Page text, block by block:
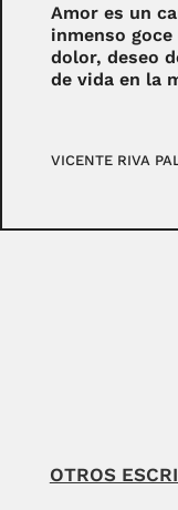
Amor es un
inmenso
dolor, deseo
de vida en la
VICENTE RIVA
OTROS